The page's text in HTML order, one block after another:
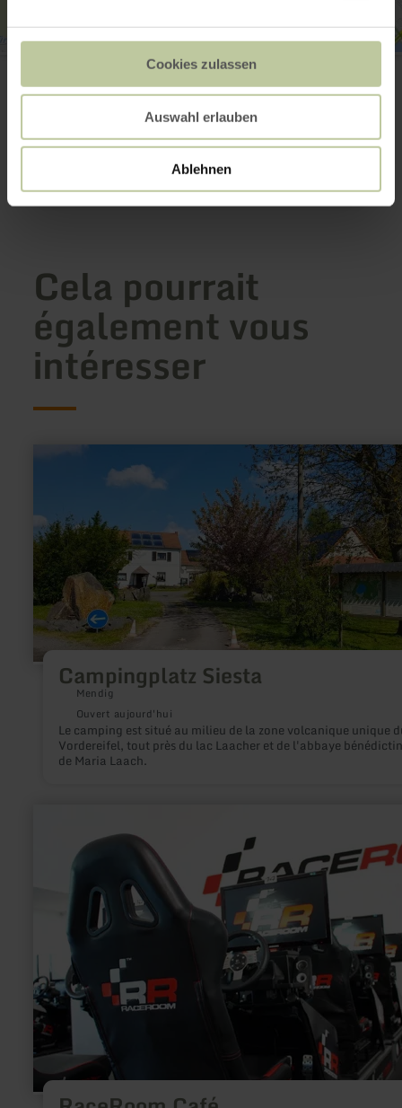
Cookies zulassen
Auswahl erlauben
Ablehnen
IG Reisemobilhafen Düren
52349 Düren
(0049) 2421 33847
E-mail
Cela pourrait
également vous
intéresser
Campingplatz Siesta
Mendig
Ouvert aujourd'hui
Le camping est situé au milieu de la zone volcanique unique
Vordereifel, tout près du lac Laacher et de l'abbaye
de Maria Laach.
Campingplatz
Siesta